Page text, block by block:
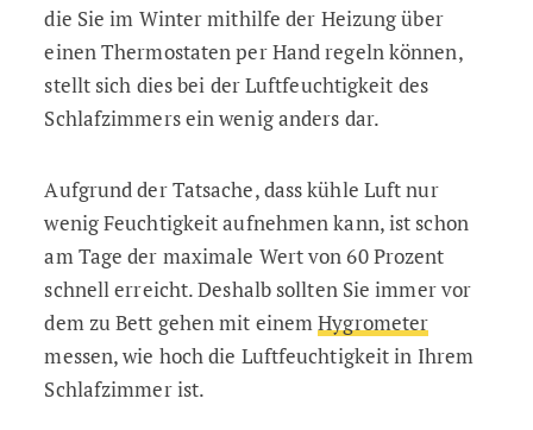
die Sie im Winter mithilfe der Heizung über
einen Thermostaten per Hand regeln können,
stellt sich dies bei der Luftfeuchtigkeit des
Schlafzimmers ein wenig anders dar.
Aufgrund der Tatsache, dass kühle Luft nur
wenig Feuchtigkeit aufnehmen kann, ist schon
am Tage der maximale Wert von 60 Prozent
schnell erreicht. Deshalb sollten Sie immer vor
dem zu Bett gehen mit einemHygrometer
messen, wie hoch die Luftfeuchtigkeit in Ihrem
Schlafzimmer ist.